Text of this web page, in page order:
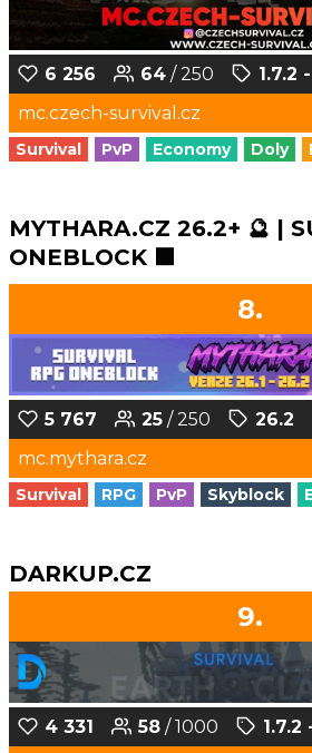
6 256 64 / 250
1.7.2
mc.czech-survival.cz
Survival PvP Economy Doly
MYTHARA.CZ 26.2+ 🔮 |
ONEBLOCK 🟩
8.
5 767 25 / 250
26.2
mc.mythara.cz
Survival RPG PvP Skyblock
DARKUP.CZ
9.
4 331 58 / 1000
1.7.2